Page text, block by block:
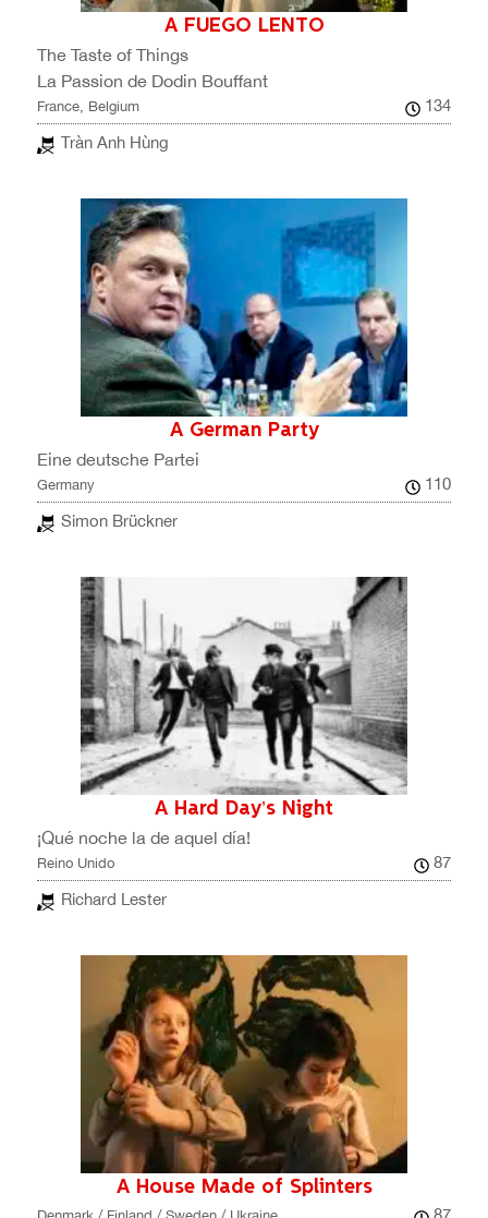
A FUEGO LENTO
The Taste of Things
La Passion de Dodin Bouffant
France, Belgium
134
Tràn Anh Hùng
A German Party
Eine deutsche Partei
Germany
110
Simon Brückner
A Hard Day’s Night
¡Qué noche la de aquel día!
Reino Unido
87
Richard Lester
A House Made of Splinters
Denmark / Finland / Sweden / Ukraine 87